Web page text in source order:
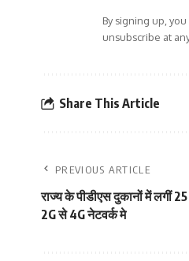
By signing up,
unsubscribe at
Share This Article
PREVIOUS ARTICLE
राज्य के पीडीएस दुकानों में लगीं
2G से 4G नेटवर्क मे